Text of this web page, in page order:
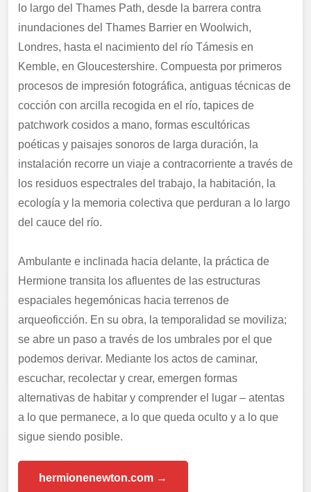
lo largo del Thames Path, desde la barrera contra
inundaciones del Thames Barrier en Woolwich,
Londres, hasta el nacimiento del río Támesis en
Kemble, en Gloucestershire. Compuesta por primeros
procesos de impresión fotográfica, antiguas técnicas de
cocción con arcilla recogida en el río, tapices de
patchwork cosidos a mano, formas escultóricas
poéticas y paisajes sonoros de larga duración, la
instalación recorre un viaje a contracorriente a través de
los residuos espectrales del trabajo, la habitación, la
ecología y la memoria colectiva que perduran a lo largo
del cauce del río.
Ambulante e inclinada hacia delante, la práctica de
Hermione transita los afluentes de las estructuras
espaciales hegemónicas hacia terrenos de
arqueoficción. En su obra, la temporalidad se moviliza;
se abre un paso a través de los umbrales por el que
podemos derivar. Mediante los actos de caminar,
escuchar, recolectar y crear, emergen formas
alternativas de habitar y comprender el lugar – atentas
a lo que permanece, a lo que queda oculto y a lo que
sigue siendo posible.
hermionenewton.com →